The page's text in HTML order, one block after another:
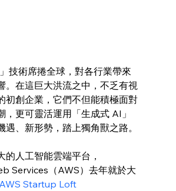
」技術席捲全球，對各行業帶來
。在這巨大洪流之中，不乏有視
初創企業，它們不但能積極面對
，更可靈活運用「生成式 AI」
遇、新形勢，踏上獨角獸之路。
的人工智能雲端平台，
Services（AWS）去年就於大
AWS Startup Loft